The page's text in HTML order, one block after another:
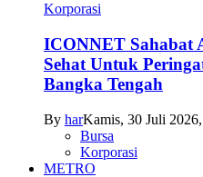
Korporasi
ICONNET Sahabat
Sehat Untuk
Bangka Tengah
By harKamis, 30 Juli
Bursa
Korporasi
METRO